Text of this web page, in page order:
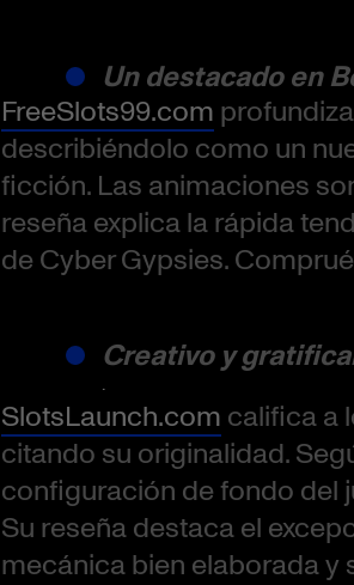
Un destacado en
FreeSlots99.com
describiéndolo como un
ficción. Las animaciones
reseña explica la rápida
de Cyber Gypsies.
Creativo y
.
SlotsLaunch.com califica a
citando su originalidad.
configuración de fondo del
Su reseña destaca el
mecánica bien elaborada y